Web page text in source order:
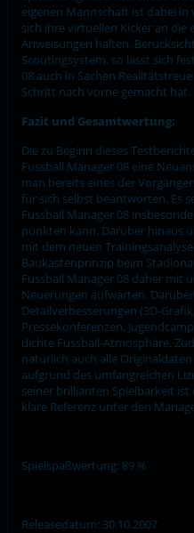
eigenen Mannschaft ist dabei
sich ihre virtuellen Kicker an
Anweisungen halten.
Scoutingsystem, so lässt sich
08 auch in Sachen
Schritt nach vorne gemacht
Fazit und Gesamtwertung:
Die zu Beginn dieses
Fussball Manager 08 eine
man bereits eines der
für sich selbst beantworten. Es
Fussball Manager 08
punkten kann. Darüber hinaus
mit dem neuen
Baukastenprinzip beim
Fussball Manager 08 daher mit
Neuerungen aufwarten.
Detailverbesserungen (3D-
Pressekonferenzen,
dichte Fussball-Atmosphäre.
natürlich auch alle
aufgrund des umfangreichen
seiner brillianten Spielbarkeit
klare Referenz unter den
Spielspaßwertung: 89 %
Releasedatum: 30.10.2007